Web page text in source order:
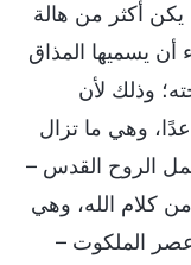
يكن أكثر من هالة
يسميها المذاق
وذلك لأن
وهي ما تزال
الروح القدس –
كلام الله، وهي
عصر الملكوت –